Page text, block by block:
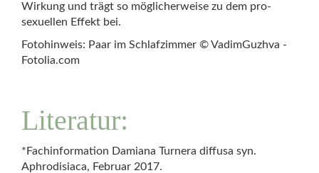
Wirkung und trägt so möglicherweise zu dem pro-
sexuellen Effekt bei.
Fotohinweis: Paar im Schlafzimmer © VadimGuzhva -
Fotolia.com
Literatur:
*Fachinformation Damiana Turnera diffusa syn.
Aphrodisiaca, Februar 2017.